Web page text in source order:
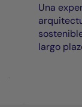
Una
largo